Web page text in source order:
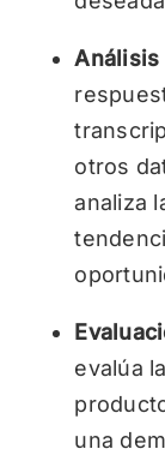
otros
analiza
evalúa
una